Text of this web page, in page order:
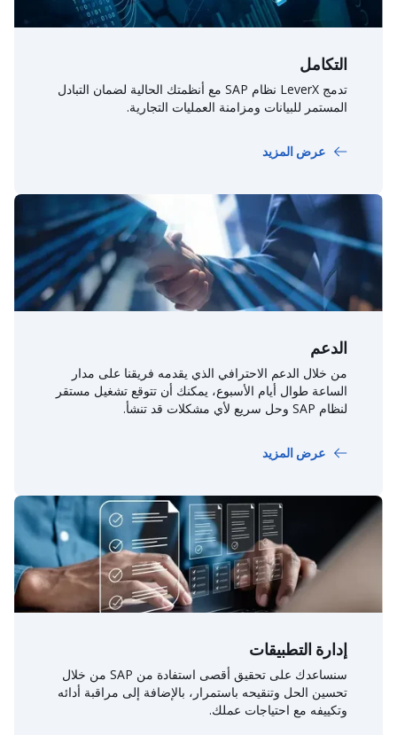
التكامل
تدمج LeverX نظام SAP مع أنظمتك الحالية لضمان التبادل
المستمر للبيانات ومزامنة العمليات التجارية.
عرض المزيد
الدعم
من خلال الدعم الاحترافي الذي يقدمه فريقنا على مدار
الساعة طوال أيام الأسبوع، يمكنك أن تتوقع تشغيل مستقر
لنظام SAP وحل سريع لأي مشكلات قد تنشأ.
عرض المزيد
إدارة التطبيقات
سنساعدك على تحقيق أقصى استفادة من SAP من خلال
تحسين الحل وتنقيحه باستمرار، بالإضافة إلى مراقبة أدائه
وتكييفه مع احتياجات عملك.